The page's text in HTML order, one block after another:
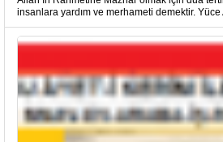
insanlara yardım ve merhameti demektir. Yüce